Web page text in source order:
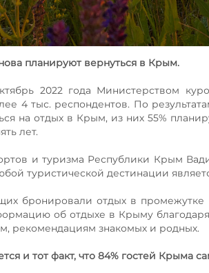
планируют вернуться в Крым.
2022 года Министерством
4 тыс. респондентов. По
на отдых в Крым, из них 55%
лет.
и туризма Республики Крым
туристической дестинации
бронировали отдых в
об отдыхе в Крыму
рекомендациям знакомых и родных.
и тот факт, что 84% гостей Крыма